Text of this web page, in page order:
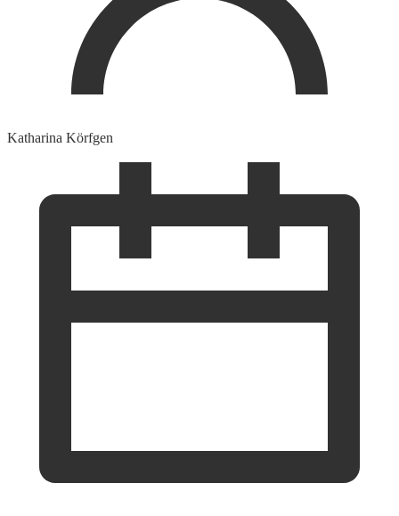
Katharina Körfgen